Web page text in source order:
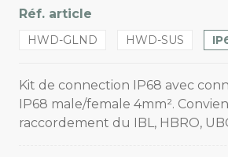
Réf. article
HWD-GLND HWD-SUS
Kit de connection IP68 avec
IP68 male/female 4mm².
raccordement du IBL, HBRO,